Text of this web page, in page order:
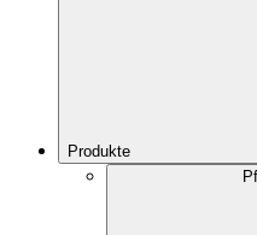
Produkte